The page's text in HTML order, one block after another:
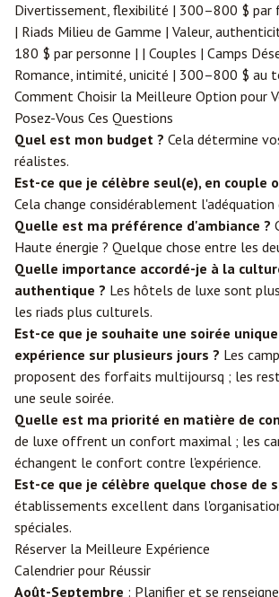
Divertissement, flexibilité | 300–800 $ par
| Riads Milieu de Gamme | Valeur,
180 $ par personne | | Couples | Camps
Romance, intimité, unicité | 300–800 $ au
Comment Choisir la Meilleure Option pour
Posez-Vous Ces Questions
Quel est mon budget ? Cela détermine
réalistes.
Est-ce que je célèbre seul(e), en couple
Cela change considérablement l'adéquation
Quelle est ma préférence d'ambiance ?
Haute énergie ? Quelque chose entre les
Quelle importance accordé-je à la
authentique ? Les hôtels de luxe sont
les riads plus culturels.
Est-ce que je souhaite une soirée
expérience sur plusieurs jours ? Les
proposent des forfaits multijoursq ; les
une seule soirée.
Quelle est ma priorité en matière de
de luxe offrent un confort maximal ; les
échangent le confort contre l'expérience.
Est-ce que je célèbre quelque chose de
établissements excellent dans
spéciales.
Réserver la Meilleure Expérience
Calendrier pour Réussir
Août-Septembre : Planifier et se